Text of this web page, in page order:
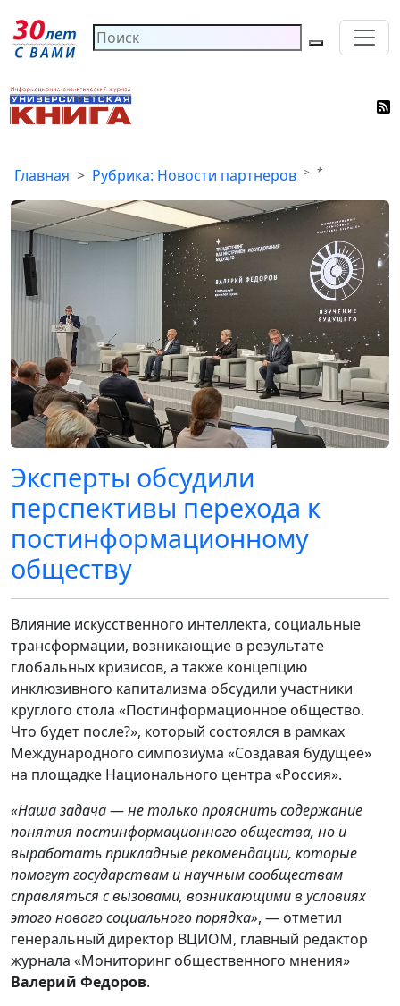
Главная Рубрика: Новости партнеров *
Эксперты обсудили
перспективы перехода к
постинформационному
обществу
Влияние искусственного интеллекта, социальные
трансформации, возникающие в результате
глобальных кризисов, а также концепцию
инклюзивного капитализма обсудили участники
круглого стола «Постинформационное общество.
Что будет после?», который состоялся в рамках
Международного симпозиума «Создавая будущее»
на площадке Национального центра «Россия».
«Наша задача—не только прояснить содержание
понятия постинформационного общества, но и
выработать прикладные рекомендации, которые
помогут государствам и научным сообществам
справляться с вызовами, возникающими в условиях
этого нового социального порядка», — отметил
генеральный директор ВЦИОМ, главный редактор
журнала «Мониторинг общественного мнения»
Валерий Федоров.